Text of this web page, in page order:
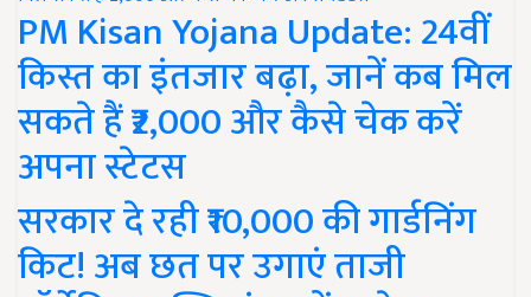
PM Kisan Yojana Update: 24वीं
किस्त का इंतजार बढ़ा, जानें कब मिल
सकते हैं ₹2,000 और कैसे चेक करें
अपना स्टेटस
सरकार दे रही ₹10,000 की गार्डनिंग
किट! अब छत पर उगाएं ताजी